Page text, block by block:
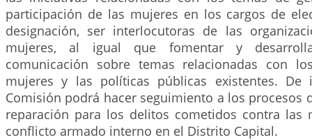
participación de las mujeres en los cargos de
designación, ser interlocutoras de las
mujeres, al igual que fomentar y
comunicación sobre temas relacionadas con
mujeres y las políticas públicas existentes. De
Comisión podrá hacer seguimiento a los procesos
reparación para los delitos cometidos contra las
conflicto armado interno en el Distrito Capital.